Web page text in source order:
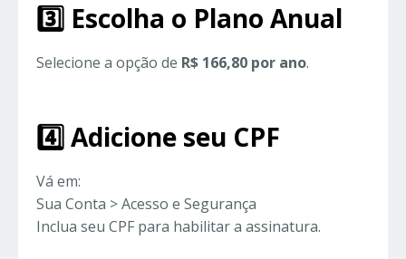
3️⃣ Escolha o Plano Anual
Selecione a opção de R$ 166,80 por ano.
4️⃣ Adicione seu CPF
Vá em:
Sua Conta > Acesso e Segurança
Inclua seu CPF para habilitar a assinatura.